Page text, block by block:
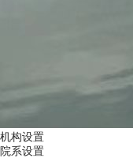
机构设置
院系设置